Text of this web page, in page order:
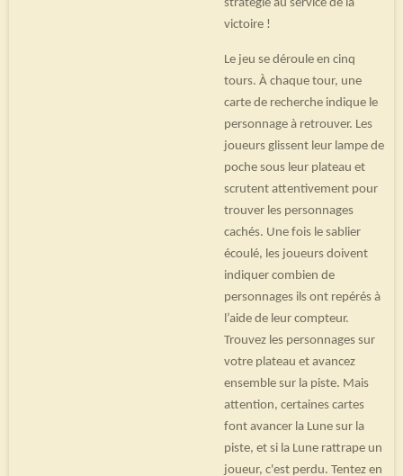
stratégie au service de la
victoire !
Le jeu se déroule en cinq
tours. À chaque tour, une
carte de recherche indique le
personnage à retrouver. Les
joueurs glissent leur lampe de
poche sous leur plateau et
scrutent attentivement pour
trouver les personnages
cachés. Une fois le sablier
écoulé, les joueurs doivent
indiquer combien de
personnages ils ont repérés à
l’aide de leur compteur.
Trouvez les personnages sur
votre plateau et avancez
ensemble sur la piste. Mais
attention, certaines cartes
font avancer la Lune sur la
piste, et si la Lune rattrape un
joueur, c'est perdu. Tentez en